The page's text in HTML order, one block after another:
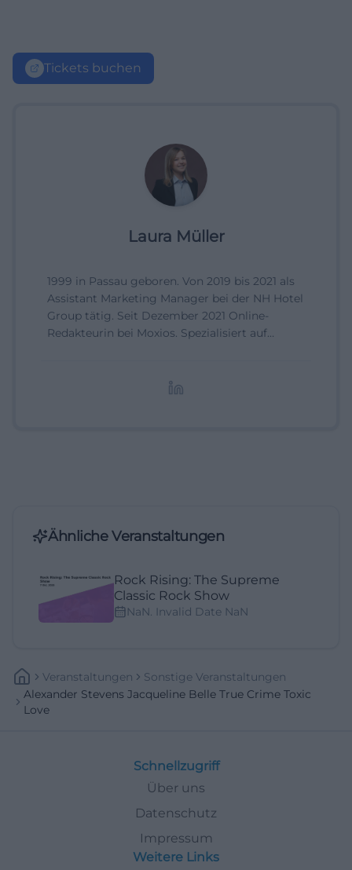
Tickets buchen
Laura Müller
1999 in Passau geboren. Von 2019 bis 2021 als
Assistant Marketing Manager bei der NH Hotel
Group tätig. Seit Dezember 2021 Online-
Redakteurin bei Moxios. Spezialisiert auf
Ähnliche Veranstaltungen
Rock Rising: The Supreme
Classic Rock Show
NaN. Invalid Date NaN
Veranstaltungen
Sonstige Veranstaltungen
Alexander Stevens Jacqueline Belle True Crime Toxic
Love
Schnellzugriff
Über uns
Datenschutz
Impressum
Weitere Links